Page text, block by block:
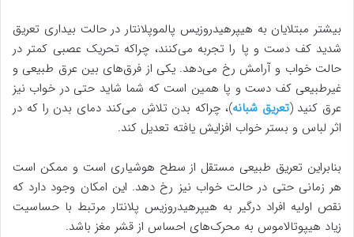
بیشتر مبتلایان به هیپرهیدروزیس پالموپلانتار در حالت بیداری تعریق
شدید کف دست و پا را تجربه می‌کنند، چراکه تحریک عصبی کمتر در
حالت خواب و آرامش رخ می‌دهد. یکی از فرق‌های بین عرق طبیعی و
غیرطبیعی کف دست و پا همین است که شما شاید حتی در خواب نیز
عرق کنید (تعریق شبانه)، چراکه بدن تلاش می‌کند دمای بدن را که در
اثر لباس و بستر خواب افزایش یافته تعدیل کند.
بنابراین تعریق طبیعی مستقل از سطح هوشیاری است و ممکن است
هر زمانی حتی در حالت خواب نیز رخ دهد. این امکان وجود دارد که
نقص اولیه افراد درگیر به هیپرهیدروزیس پلانتار مرتبط با حساسیت
زیاد هیپوتالاموس به محرک‌های احساس از قشر مغز باشد.